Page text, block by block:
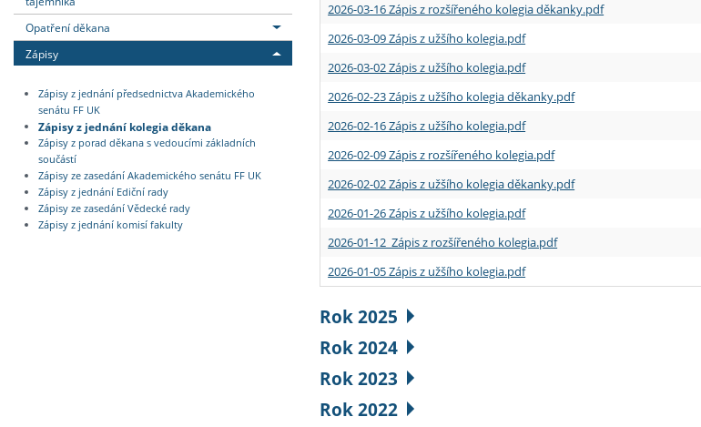
Opatření děkana
Zápisy
Zápisy z jednání předsednictva Akademického
senátu FF UK
Zápisy z jednání kolegia děkana
Zápisy z porad děkana s vedoucími základních
součástí
Zápisy ze zasedání Akademického senátu FF UK
Zápisy z jednání Ediční rady
Zápisy ze zasedání Vědecké rady
Zápisy z jednání komisí fakulty
2026-03-16 Zápis z rozšířeného kolegia děkanky.pdf
2026-03-09 Zápis z užšího kolegia.pdf
2026-03-02 Zápis z užšího kolegia.pdf
2026-02-23 Zápis z užšího kolegia děkanky.pdf
2026-02-16 Zápis z užšího kolegia.pdf
2026-02-09 Zápis z rozšířeného kolegia.pdf
2026-02-02 Zápis z užšího kolegia děkanky.pdf
2026-01-26 Zápis z užšího kolegia.pdf
2026-01-12 Zápis z rozšířeného kolegia.pdf
2026-01-05 Zápis z užšího kolegia.pdf
Rok 2025
Rok 2024
Rok 2023
Rok 2022